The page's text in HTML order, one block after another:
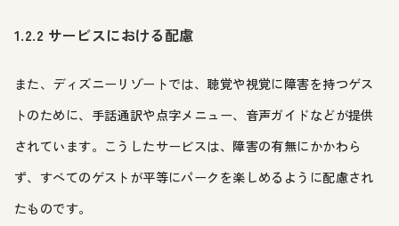
1.2.2 サービスにおける配慮
また、ディズニーリゾートでは、聴覚や視覚に障害を持つゲス
トのために、手話通訳や点字メニュー、音声ガイドなどが提供
されています。こうしたサービスは、障害の有無にかかわら
ず、すべてのゲストが平等にパークを楽しめるように配慮され
たものです。